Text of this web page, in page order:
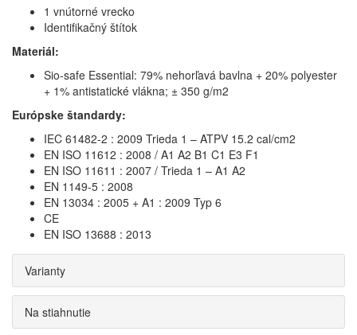
1 vnútorné vrecko
Identifikačný štítok
Materiál:
Sio-safe Essential: 79% nehorľavá bavlna + 20% polyester
+ 1% antistatické vlákna; ± 350 g/m2
Európske štandardy:
IEC 61482-2 : 2009 Trieda 1 – ATPV 15.2 cal/cm2
EN ISO 11612 : 2008 / A1 A2 B1 C1 E3 F1
EN ISO 11611 : 2007 / Trieda 1 – A1 A2
EN 1149-5 : 2008
EN 13034 : 2005 + A1 : 2009 Typ 6
CE
EN ISO 13688 : 2013
Varianty
Na stiahnutie